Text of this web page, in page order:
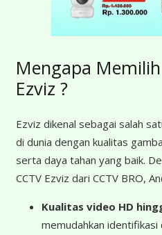
Mengapa
Ezviz ?
Ezviz dikenal sebagai salah
di dunia dengan kualitas
serta daya tahan yang baik.
CCTV Ezviz dari CCTV BRO,
Kualitas video HD
memudahkan identifikasi